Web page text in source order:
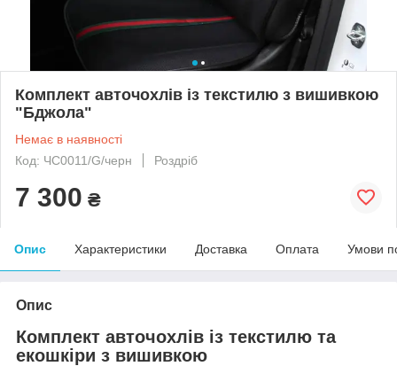
Комплект авточохлів із текстилю з вишивкою
"Бджола"
Немає в наявності
Код: ЧС0011/G/черн
Роздріб
7 300 ₴
Опис Характеристики Доставка Оплата Умови
Опис
Комплект авточохлів із текстилю та
екошкіри з вишивкою